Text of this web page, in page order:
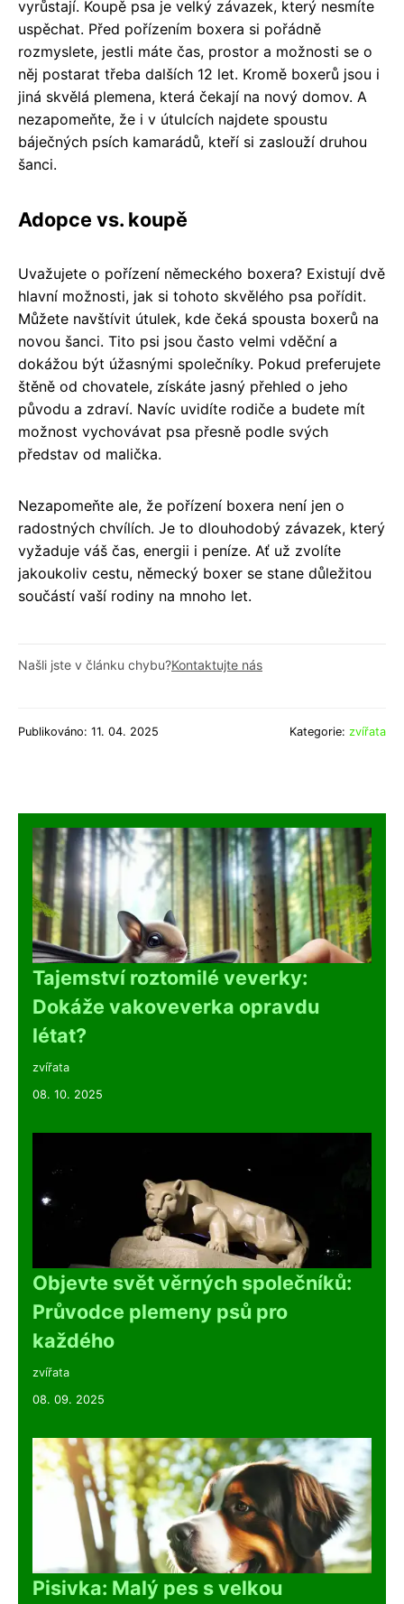
vyrůstají. Koupě psa je velký závazek, který nesmíte
uspěchat. Před pořízením boxera si pořádně
rozmyslete, jestli máte čas, prostor a možnosti se o
něj postarat třeba dalších 12 let. Kromě boxerů jsou i
jiná skvělá plemena, která čekají na nový domov. A
nezapomeňte, že i v útulcích najdete spoustu
báječných psích kamarádů, kteří si zaslouží druhou
šanci.
Adopce vs. koupě
Uvažujete o pořízení německého boxera? Existují dvě
hlavní možnosti, jak si tohoto skvělého psa pořídit.
Můžete navštívit útulek, kde čeká spousta boxerů na
novou šanci. Tito psi jsou často velmi vděční a
dokážou být úžasnými společníky. Pokud preferujete
štěně od chovatele, získáte jasný přehled o jeho
původu a zdraví. Navíc uvidíte rodiče a budete mít
možnost vychovávat psa přesně podle svých
představ od malička.
Nezapomeňte ale, že pořízení boxera není jen o
radostných chvílích. Je to dlouhodobý závazek, který
vyžaduje váš čas, energii i peníze. Ať už zvolíte
jakoukoliv cestu, německý boxer se stane důležitou
součástí vaší rodiny na mnoho let.
Našli jste v článku chybu?Kontaktujte nás
Publikováno: 11. 04. 2025 Kategorie: zvířata
Tajemství roztomilé veverky:
Dokáže vakoveverka opravdu
létat?
zvířata
08. 10. 2025
Objevte svět věrných společníků:
Průvodce plemeny psů pro
každého
zvířata
08. 09. 2025
Pisivka: Malý pes s velkou